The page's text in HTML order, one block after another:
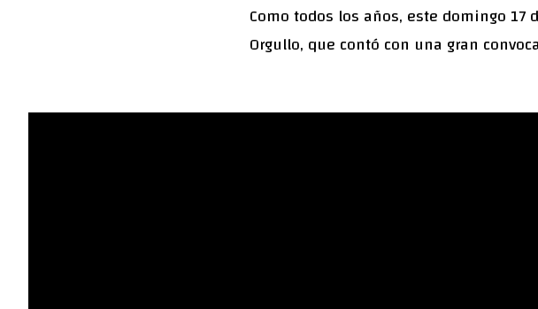
Como todos los años, este domingo
Orgullo, que contó con una gran